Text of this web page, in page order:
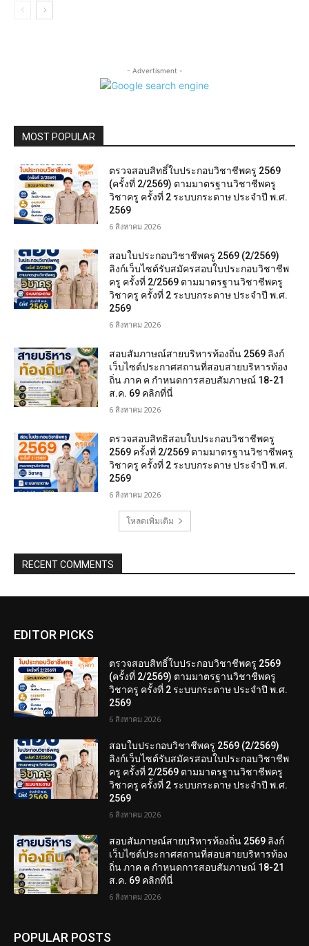
- Advertisment -
MOST POPULAR
ตรวจสอบสิทธิ์ใบประกอบวิชาชีพครู 2569
(ครั้งที่ 2/2569) ตามมาตรฐานวิชาชีพครู
วิชาครู ครั้งที่ 2 ระบบกระดาษ ประจำปี พ.ศ.
2569
6 สิงหาคม 2026
สอบใบประกอบวิชาชีพครู 2569 (2/2569)
ลิงก์เว็บไซต์รับสมัครสอบใบประกอบวิชาชีพ
ครู ครั้งที่ 2/2569 ตามมาตรฐานวิชาชีพครู
วิชาครู ครั้งที่ 2 ระบบกระดาษ ประจำปี พ.ศ.
2569
6 สิงหาคม 2026
สอบสัมภาษณ์สายบริหารท้องถิ่น 2569 ลิงก์
เว็บไซต์ประกาศสถานที่สอบสายบริหารท้อง
ถิ่น ภาค ค กำหนดการสอบสัมภาษณ์ 18-21
ส.ค. 69 คลิกที่นี่
6 สิงหาคม 2026
ตรวจสอบสิทธิสอบใบประกอบวิชาชีพครู
2569 ครั้งที่ 2/2569 ตามมาตรฐานวิชาชีพครู
วิชาครู ครั้งที่ 2 ระบบกระดาษ ประจำปี พ.ศ.
2569
6 สิงหาคม 2026
โหลดเพิ่มเติม
RECENT COMMENTS
EDITOR PICKS
ตรวจสอบสิทธิ์ใบประกอบวิชาชีพครู 2569
(ครั้งที่ 2/2569) ตามมาตรฐานวิชาชีพครู
วิชาครู ครั้งที่ 2 ระบบกระดาษ ประจำปี พ.ศ.
2569
6 สิงหาคม 2026
สอบใบประกอบวิชาชีพครู 2569 (2/2569)
ลิงก์เว็บไซต์รับสมัครสอบใบประกอบวิชาชีพ
ครู ครั้งที่ 2/2569 ตามมาตรฐานวิชาชีพครู
วิชาครู ครั้งที่ 2 ระบบกระดาษ ประจำปี พ.ศ.
2569
6 สิงหาคม 2026
สอบสัมภาษณ์สายบริหารท้องถิ่น 2569 ลิงก์
เว็บไซต์ประกาศสถานที่สอบสายบริหารท้อง
ถิ่น ภาค ค กำหนดการสอบสัมภาษณ์ 18-21
ส.ค. 69 คลิกที่นี่
6 สิงหาคม 2026
POPULAR POSTS